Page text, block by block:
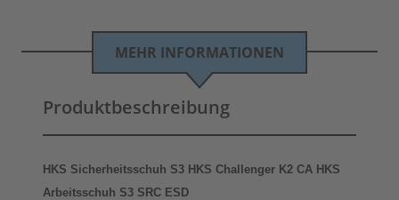
MEHR INFORMATIONEN
Produktbeschreibung
HKS Sicherheitsschuh S3 HKS Challenger K2 CA HKS
Arbeitsschuh S3 SRC ESD